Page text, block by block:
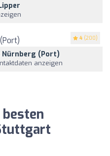
4 (200)
Nürnberg (Port)
anzeigen